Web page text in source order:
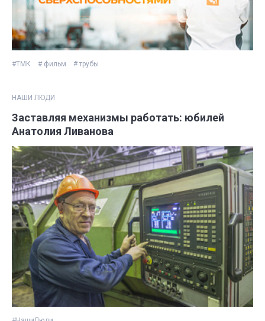
#ТМК # фильм # трубы
НАШИ ЛЮДИ
Заставляя механизмы работать: юбилей
Анатолия Ливанова